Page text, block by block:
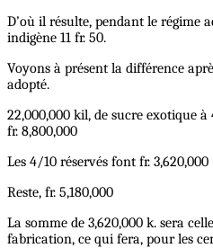
D’où il résulte, pendant le régime
indigène 11 fr. 50.
Voyons à présent la différence
adopté.
22,000,000 kil, de sucre exotique
fr. 8,800,000
Les 4/10 réservés font fr. 3,620,000
Reste, fr. 5,180,000
La somme de 3,620,000 k. sera
fabrication, ce qui fera, pour les